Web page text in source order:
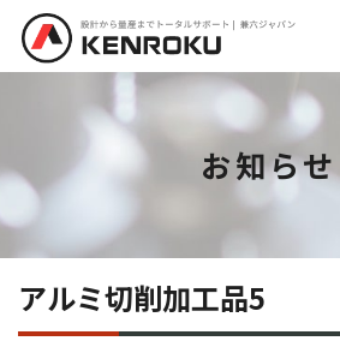
お知らせ
アルミ切削加工品5